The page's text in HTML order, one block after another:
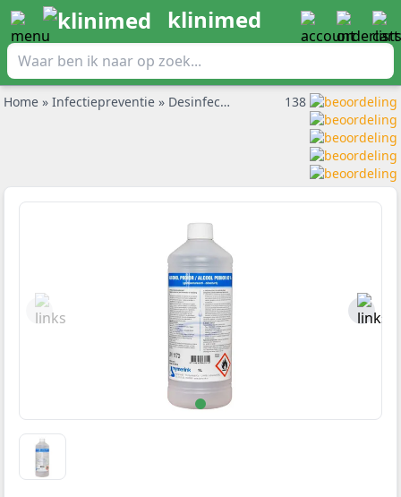
klinimed
Home » Infectiepreventie » Desinfectiemiddel »Alcohol 80%
138